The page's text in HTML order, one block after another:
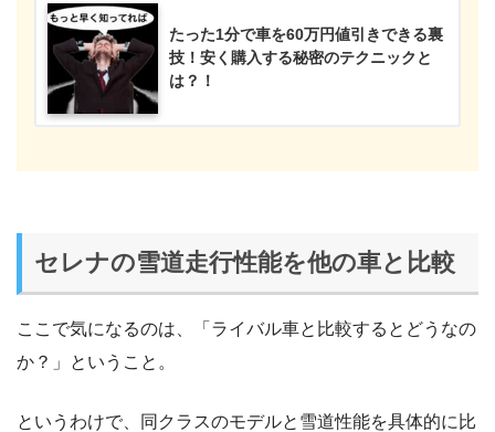
たった1分で車を60万円値引きできる裏
技！安く購入する秘密のテクニックと
は？！
セレナの雪道走行性能を他の車と比較
ここで気になるのは、「ライバル車と比較するとどうなの
か？」ということ。
というわけで、同クラスのモデルと雪道性能を具体的に比